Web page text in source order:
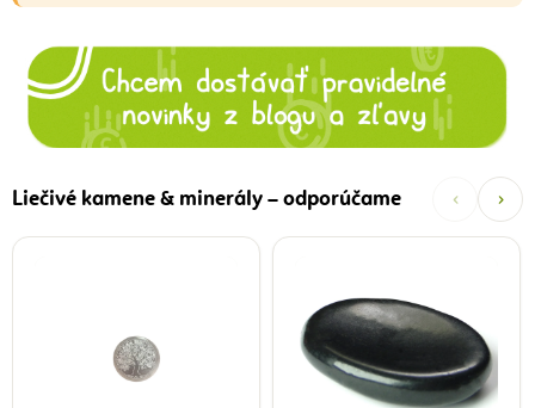
Liečivé kamene & minerály – odporúčame ‹ ›